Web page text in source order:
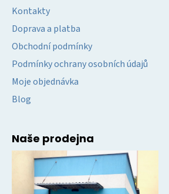
Kontakty
Doprava a platba
Obchodní podmínky
Podmínky ochrany osobních údajů
Moje objednávka
Blog
Naše prodejna